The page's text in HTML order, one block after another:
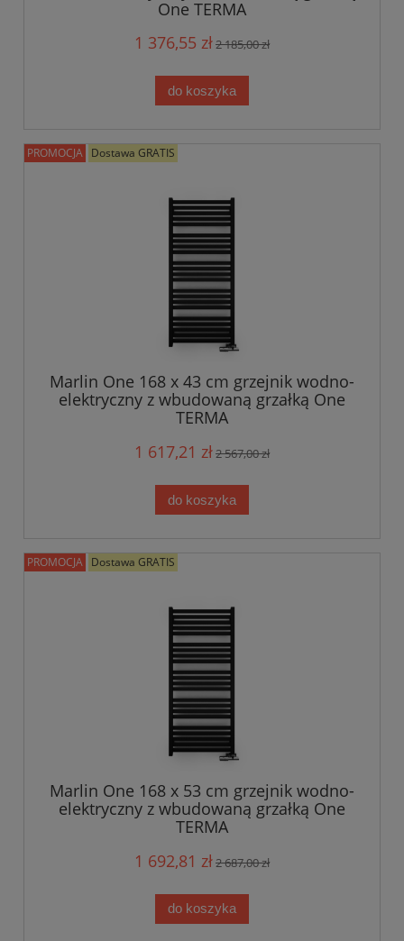
One TERMA
1 376,55 zł2 185,00 zł
do koszyka
Marlin One 168 x 43 cm grzejnik wodno-
elektryczny z wbudowaną grzałką One
TERMA
1 617,21 zł2 567,00 zł
do koszyka
PROMOCJA Dostawa GRATIS
Marlin One 168 x 53 cm grzejnik wodno-
elektryczny z wbudowaną grzałką One
TERMA
1 692,81 zł2 687,00 zł
do koszyka
PROMOCJA Dostawa GRATIS